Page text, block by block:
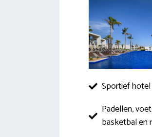
Sportief
Padellen,
basketbal en